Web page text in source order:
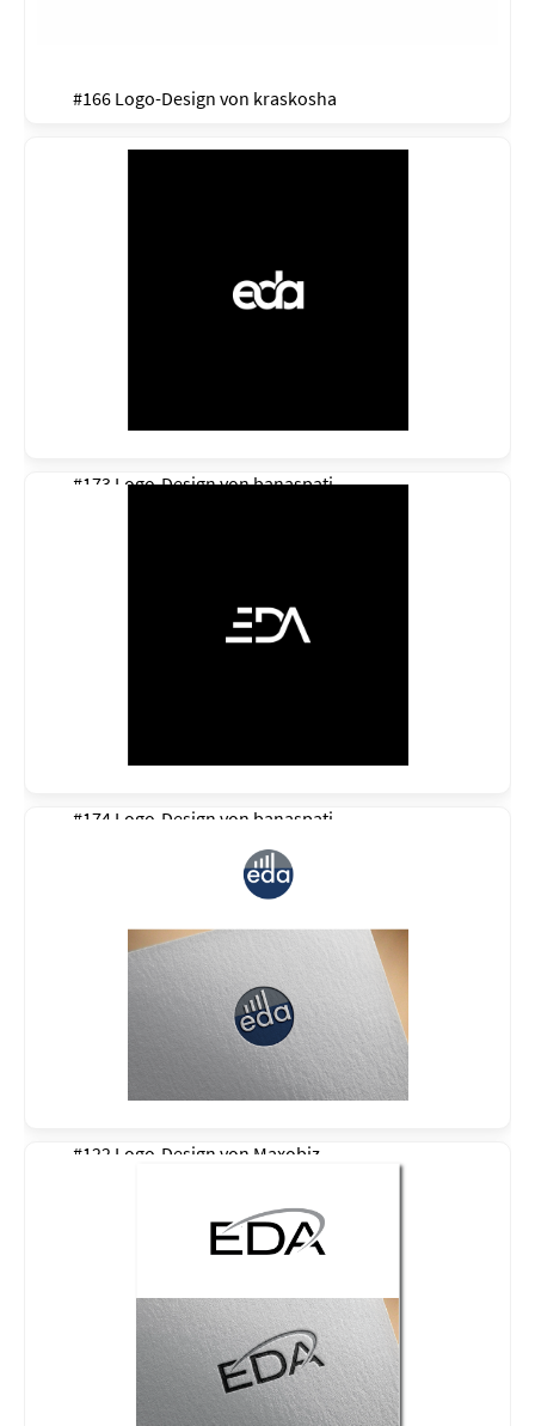
#166 Logo-Design von kraskosha
#173 Logo-Design vonbanaspati
#174 Logo-Design von banaspati
#122 Logo-Design von Maxobiz